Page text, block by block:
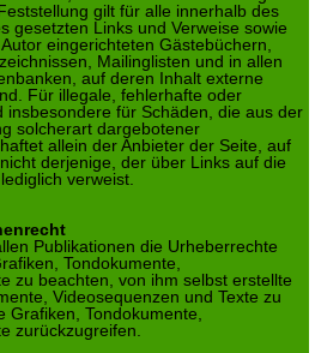
gilt für alle innerhalb des
gesetzten Links und Verweise sowie
eingerichteten Gästebüchern,
Mailinglisten und in allen
auf deren Inhalt externe
Für illegale, fehlerhafte oder
insbesondere für Schäden, die aus der
solcherart dargebotener
allein der Anbieter der Seite, auf
derjenige, der über Links auf die
verweist.
Publikationen die Urheberrechte
Tondokumente,
zu beachten, von ihm selbst erstellte
Videosequenzen und Texte zu
Grafiken, Tondokumente,
zurückzugreifen.